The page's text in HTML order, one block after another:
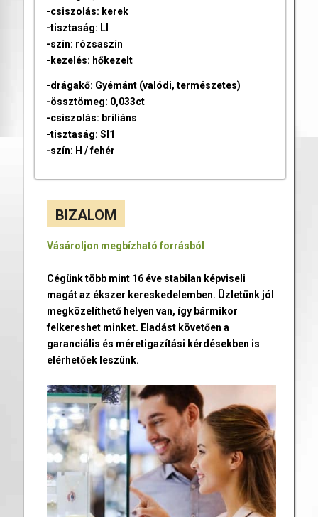
-csiszolás: kerek
-tisztaság: LI
-szín: rózsaszín
-kezelés: hőkezelt
-drágakő: Gyémánt (valódi, természetes)
-össztömeg: 0,033ct
-csiszolás: briliáns
-tisztaság: SI1
-szín: H / fehér
BIZALOM
Vásároljon megbízható forrásból
Cégünk több mint 16 éve stabilan képviseli
magát az ékszer kereskedelemben. Üzletünk jól
megközelíthető helyen van, így bármikor
felkereshet minket. Eladást követően a
garanciális és méretigazítási kérdésekben is
elérhetőek leszünk.